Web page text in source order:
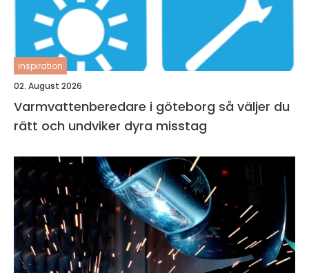
inspiration
02. August 2026
Varmvattenberedare i göteborg så väljer du
rätt och undviker dyra misstag